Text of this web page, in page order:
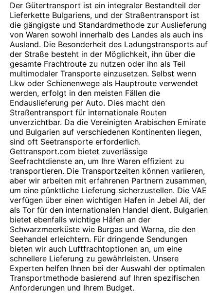
Der Gütertransport ist ein integraler Bestandteil der
Lieferkette Bulgariens, und der Straßentransport ist
die gängigste und Standardmethode zur Auslieferung
von Waren sowohl innerhalb des Landes als auch ins
Ausland. Die Besonderheit des Ladungstransports auf
der Straße besteht in der Möglichkeit, ihn über die
gesamte Frachtroute zu nutzen oder ihn als Teil
multimodaler Transporte einzusetzen. Selbst wenn
Lkw oder Schienenwege als Hauptroute verwendet
werden, erfolgt in den meisten Fällen die
Endauslieferung per Auto. Dies macht den
Straßentransport für internationale Routen
unverzichtbar. Da die Vereinigten Arabischen Emirate
und Bulgarien auf verschiedenen Kontinenten liegen,
sind oft Seetransporte erforderlich.
Gettransport.com bietet zuverlässige
Seefrachtdienste an, um Ihre Waren effizient zu
transportieren. Die Transportzeiten können variieren,
aber wir arbeiten mit erfahrenen Partnern zusammen,
um eine pünktliche Lieferung sicherzustellen. Die VAE
verfügen über einen wichtigen Hafen in Jebel Ali, der
als Tor für den internationalen Handel dient. Bulgarien
bietet ebenfalls wichtige Häfen an der
Schwarzmeerküste wie Burgas und Warna, die den
Seehandel erleichtern. Für dringende Sendungen
bieten wir auch Luftfrachtoptionen an, um eine
schnellere Lieferung zu gewährleisten. Unsere
Experten helfen Ihnen bei der Auswahl der optimalen
Transportmethode basierend auf Ihren spezifischen
Anforderungen und Ihrem Budget.